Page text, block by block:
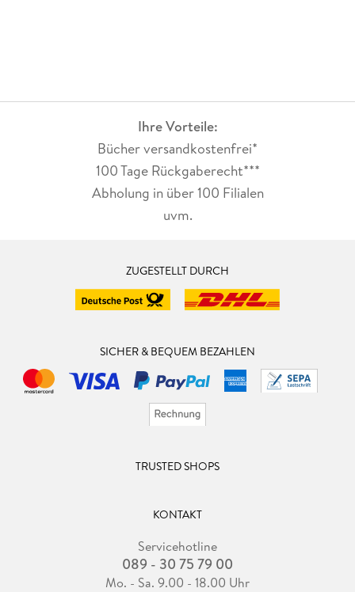
Ihre Vorteile:
Bücher versandkostenfrei*
100 Tage Rückgaberecht***
Abholung in über 100 Filialen
uvm.
ZUGESTELLT DURCH
SICHER & BEQUEM BEZAHLEN
TRUSTED SHOPS
KONTAKT
Servicehotline
089 - 30 75 79 00
Mo. - Sa. 9.00 - 18.00 Uhr